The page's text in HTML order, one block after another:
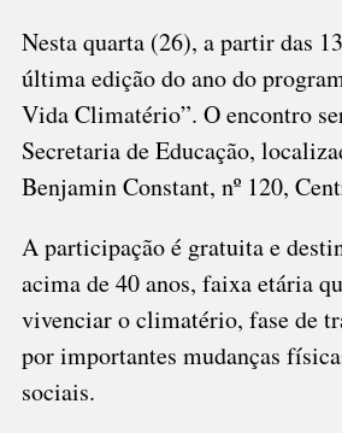
Nesta quarta (26), a partir das
última edição do ano do
Vida Climatério”. O encontro
Secretaria de Educação,
Benjamin Constant, nº 120,
A participação é gratuita e
acima de 40 anos, faixa etária
vivenciar o climatério, fase de
por importantes mudanças
sociais.